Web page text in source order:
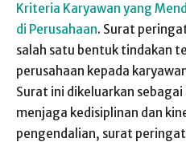
Kriteria Karyawan yang
di Perusahaan. Surat
salah satu bentuk tindakan
perusahaan kepada
Surat ini dikeluarkan
menjaga kedisiplinan dan
pengendalian, surat